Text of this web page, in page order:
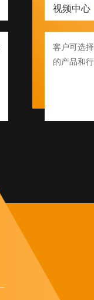
视频中心
客户可选
的产品和行